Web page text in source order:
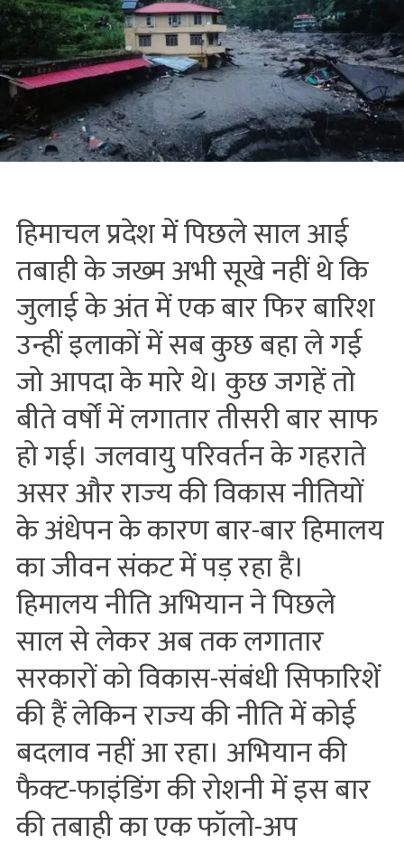
हिमाचल प्रदेश में पिछले साल आई
तबाही के जख्‍म अभी सूखे नहीं थे कि
जुलाई के अंत में एक बार फिर बारिश
उन्‍हीं इलाकों में सब कुछ बहा ले गई
जो आपदा के मारे थे। कुछ जगहें तो
बीते वर्षों में लगातार तीसरी बार साफ
हो गई। जलवायु परिवर्तन के गहराते
असर और राज्‍य की विकास नीतियों
के अंधेपन के कारण बार-बार हिमालय
का जीवन संकट में पड़ रहा है।
हिमालय नीति अभियान ने पिछले
साल से लेकर अब तक लगातार
सरकारों को विकास-संबंधी सिफारिशें
की हैं लेकिन राज्‍य की नीति में कोई
बदलाव नहीं आ रहा। अभियान की
फैक्‍ट-फाइंडिंग की रोशनी में इस बार
की तबाही का एक फॉलो-अप